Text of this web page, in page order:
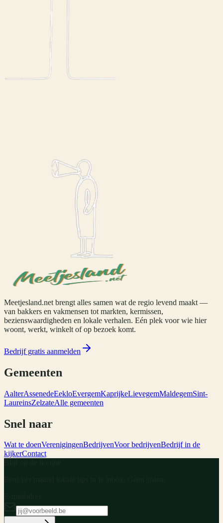
Meetjesland.net brengt alles samen wat de regio levend maakt —
van bakkers en vakmensen tot markten, kermissen,
bezienswaardigheden en lokale verhalen. Eén plek voor wie hier
woont, werkt, winkelt of op bezoek komt.
Bedrijf gratis aanmelden
Gemeenten
AalterAssenedeEekloEvergemKaprijkeLievegemMaldegemSint-
LaureinsZelzateAlle gemeenten
Snel naar
Wat te doenVerenigingenBedrijvenVoor bedrijvenBedrijf in de
kijkerContact